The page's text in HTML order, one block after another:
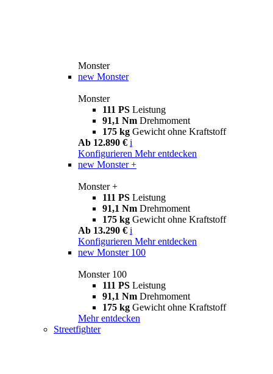
Monster
new Monster
Monster
111 PS Leistung
91,1 Nm Drehmoment
175 kg Gewicht ohne Kraftstoff
Ab 12.890 € i
Konfigurieren Mehr entdecken
new Monster +
Monster +
111 PS Leistung
91,1 Nm Drehmoment
175 kg Gewicht ohne Kraftstoff
Ab 13.290 € i
Konfigurieren Mehr entdecken
new Monster 100
Monster 100
111 PS Leistung
91,1 Nm Drehmoment
175 kg Gewicht ohne Kraftstoff
Mehr entdecken
Streetfighter